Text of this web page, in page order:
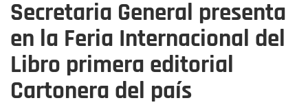
Secretaria General presenta
en la Feria Internacional del
Libro primera editorial
Cartonera del país